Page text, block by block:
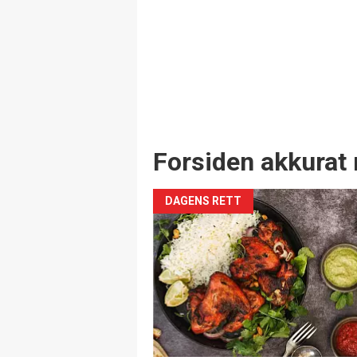
Forsiden akkurat
DAGENS RETT